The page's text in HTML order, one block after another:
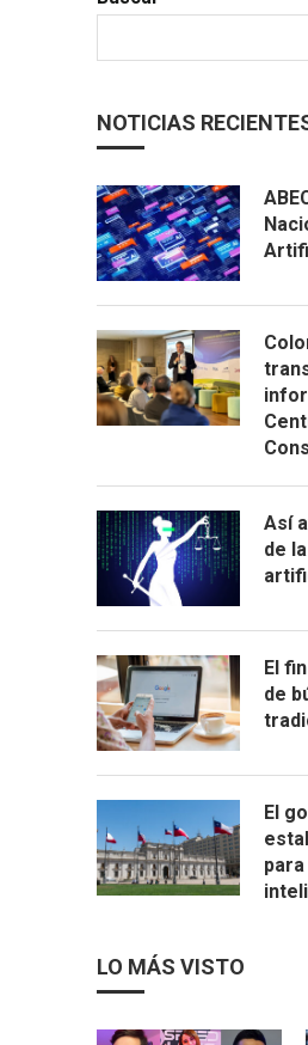
NOTICIAS
Así
de
El
de
El
LO MÁS VISTO